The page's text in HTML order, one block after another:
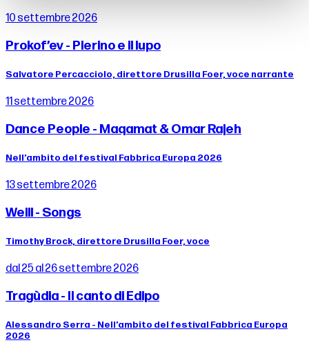
10 settembre 2026
Prokof’ev - Pierino e il lupo
Salvatore Percacciolo, direttore Drusilla Foer, voce narrante
11 settembre 2026
Dance People - Maqamat & Omar Rajeh
Nell’ambito del festival Fabbrica Europa 2026
13 settembre 2026
Weill - Songs
Timothy Brock, direttore Drusilla Foer, voce
dal 25 al 26 settembre 2026
Tragùdia - Il canto di Edipo
Alessandro Serra - Nell’ambito del festival Fabbrica Europa
2026